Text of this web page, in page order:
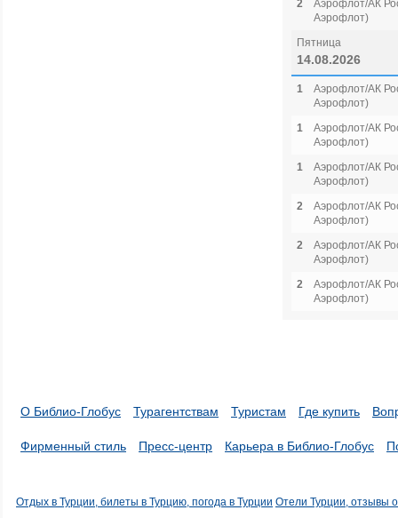
2
Аэрофлот/АК
Аэрофлот)
Пятница
14.08.2026
1
Аэрофлот/АК
Аэрофлот)
1
Аэрофлот/АК
Аэрофлот)
1
Аэрофлот/АК
Аэрофлот)
2
Аэрофлот/АК
Аэрофлот)
2
Аэрофлот/АК
Аэрофлот)
2
Аэрофлот/АК
Аэрофлот)
О Библио-Глобус Турагентствам Туристам Где купить
Фирменный стиль Пресс-центр Карьера в Библио-Глобус
Отдых в Турции, билеты в Турцию, погода в Турции Отели Турции, отзывы